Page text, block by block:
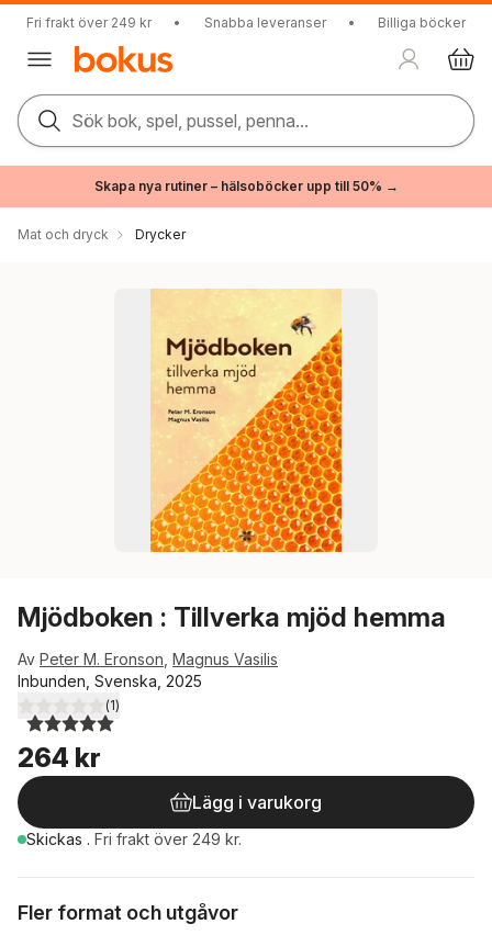
Fri frakt över 249 kr • Snabba leveranser • Billiga böcker
Sök bok, spel, pussel, penna...
Skapa nya rutiner – hälsoböcker upp till 50% →
Mat och dryck Drycker
Mjödboken : Tillverka mjöd hemma
Av Peter M. Eronson Magnus Vasilis
Inbunden, Svenska, 2025
5,0utav 5 stjärnor. Totalt antal röster:
(1)
264 kr
Lägg i varukorg
Skickas . Fri frakt över 249 kr.
Fler format och utgåvor